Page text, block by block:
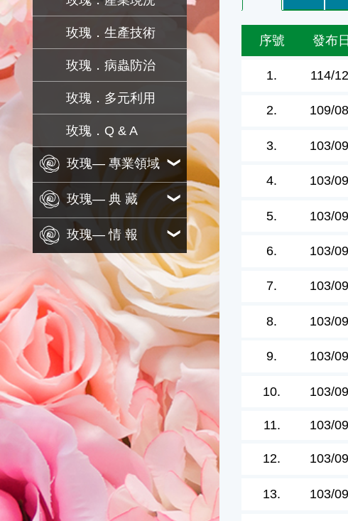
玫瑰．生產技術
玫瑰．病蟲防治
玫瑰．多元利用
玫瑰．Q & A
玫瑰— 專業領域
玫瑰— 典 藏
玫瑰— 情 報
序號 發布
1. 114/
2. 109/
3. 103/
4. 103/
5. 103/
6. 103/
7. 103/
8. 103/
9. 103/
10. 103/
11. 103/
12. 103/
13. 103/